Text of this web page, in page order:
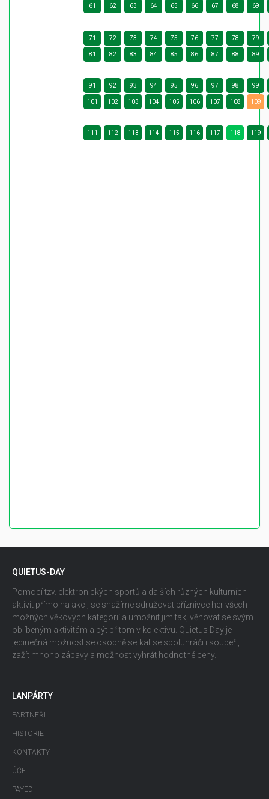
61 62 63 64 65 66 67 68 69
71 72 73 74 75 76 77 78 79
81 82 83 84 85 86 87 88 89
91 92 93 94 95 96 97 98 99
101 102 103 104 105 106 107 108 109
111 112 113 114 115 116 117 118 119
QUIETUS-DAY
Pomocí tzv. elektronických sportů a dalších různých kulturních
aktivit přímo na akci, se snažíme sdružovat příznivce her všech
možných věkových kategorií a umožnit jim tak, věnovat se svým
oblíbeným aktivitám a být přitom v kolektivu. Quietus Day je
jedinečná možnost se osobně setkat se spoluhráči i soupeři,
zažít mnoho zábavy a možnost vyhrát hodnotné ceny.
LANPÁRTY
PARTNEŘI
HISTORIE
KONTAKTY
ÚČET
PAYED